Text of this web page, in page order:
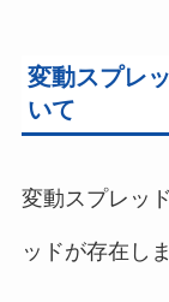
変動スプレ
いて
変動スプレッ
ッドが存在しま